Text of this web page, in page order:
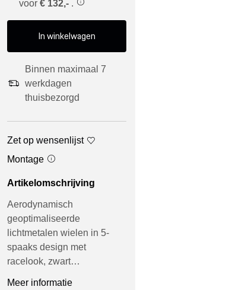
voor € 132,- .
In winkelwagen
Binnen maximaal 7
werkdagen
thuisbezorgd
Zet op wensenlijst
Montage
Artikelomschrijving
Aerodynamisch
geoptimaliseerde
lichtmetalen wielen in 5-
spaaks design met
racelook, zwart…
Meer informatie